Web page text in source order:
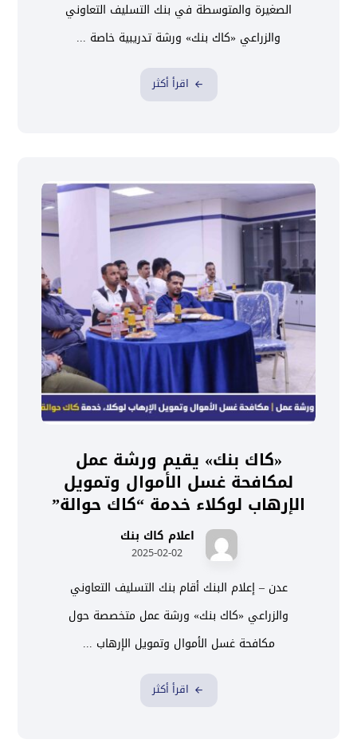
الصغيرة والمتوسطة في بنك التسليف التعاوني
والزراعي «كاك بنك» ورشة تدريبية خاصة ...
اقرأ أكثر
«كاك بنك» يقيم ورشة عمل
لمكافحة غسل الأموال وتمويل
الإرهاب لوكلاء خدمة “كاك حوالة”
اعلام كاك بنك
2025-02-02
عدن – إعلام البنك أقام بنك التسليف التعاوني
والزراعي «كاك بنك» ورشة عمل متخصصة حول
مكافحة غسل الأموال وتمويل الإرهاب ...
اقرأ أكثر